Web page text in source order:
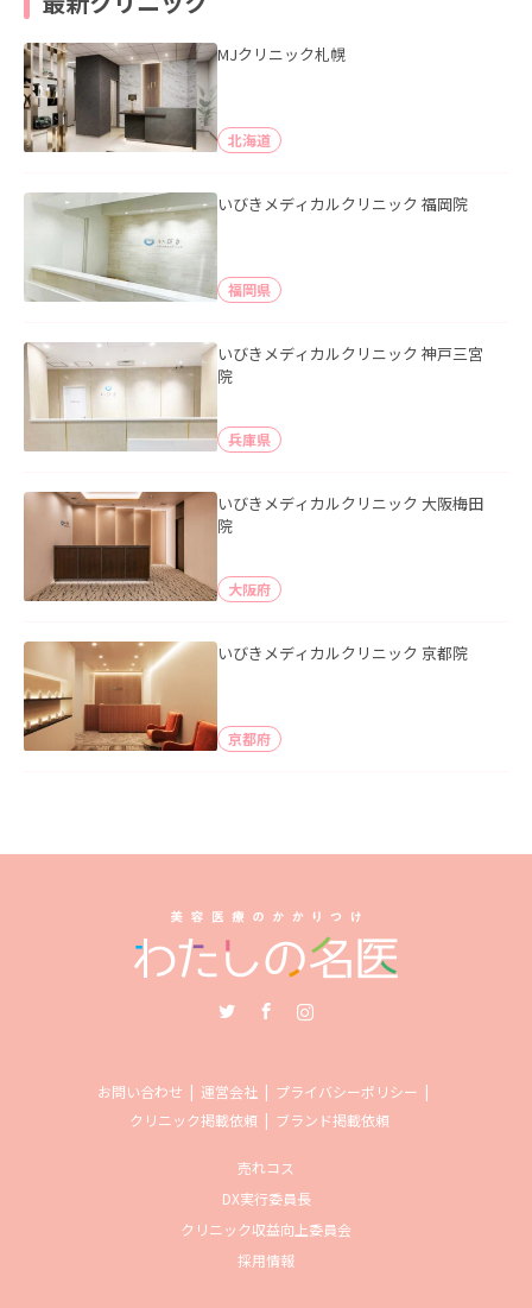
MJクリニック札幌
北海道
いびきメディカルクリニック 福岡院
福岡県
いびきメディカルクリニック 神戸三宮
院
兵庫県
いびきメディカルクリニック 大阪梅田
院
大阪府
いびきメディカルクリニック 京都院
京都府
お問い合わせ 運営会社
プライバシーポリシー
クリニック掲載依頼
ブランド掲載依頼
売れコス
DX実行委員長
クリニック収益向上委員会
採用情報